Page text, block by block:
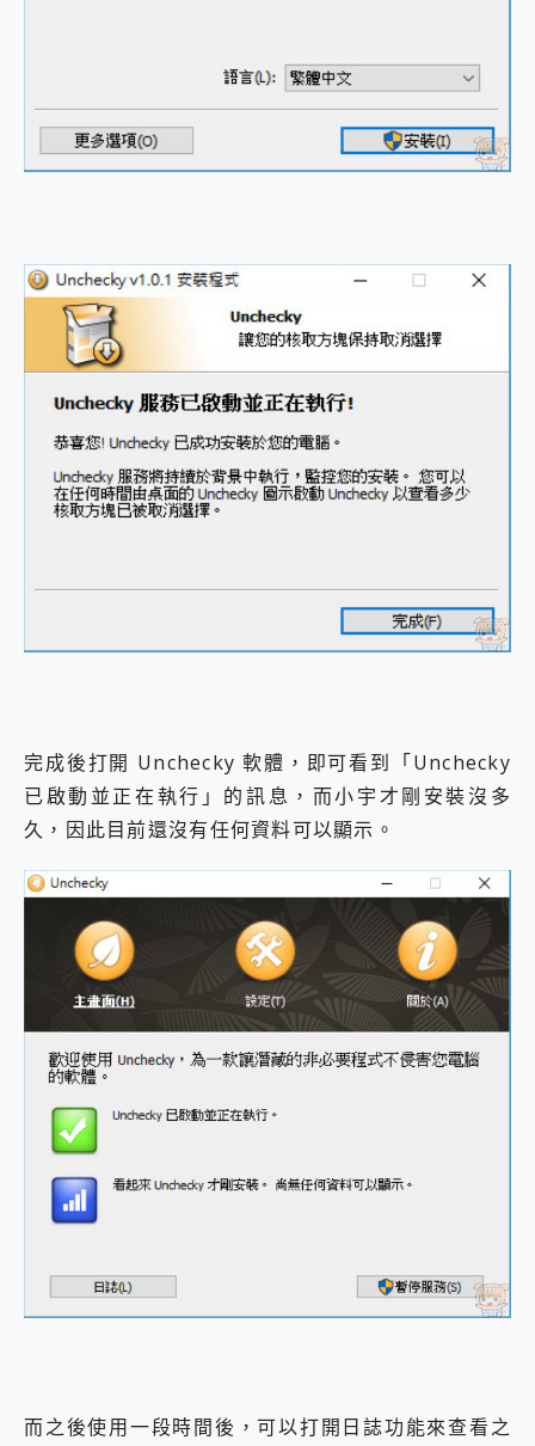
完成後打開 Unchecky 軟體，即可看到「Unchecky
已啟動並正在執行」的訊息，而小宇才剛安裝沒多
久，因此目前還沒有任何資料可以顯示。
而之後使用一段時間後，可以打開日誌功能來查看之